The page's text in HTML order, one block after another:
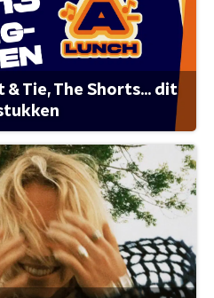
& Tie, The Shorts... dit